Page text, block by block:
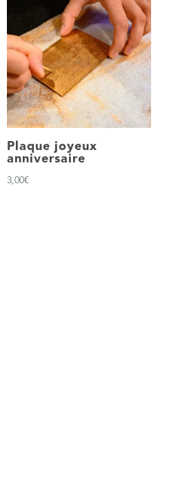
Plaque joyeux
anniversaire
3,00€